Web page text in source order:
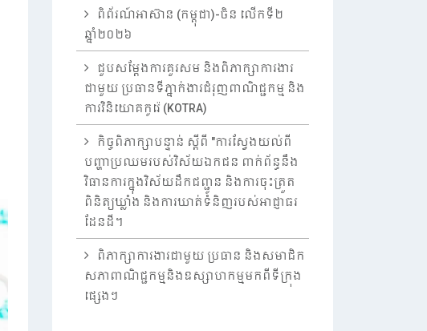
ពិព័រណ៍អាស៊ាន (កម្ពុជា)-ចិន លើកទី២
ឆ្នាំ២០២៦
ជួបសម្តែងការគួរសម និងពិភាក្សាការងារ
ជាមួយ ប្រធានទីភ្នាក់ងារជំរុញពាណិជ្ជកម្ម និង
ការវិនិយោគកូរ៉េ (KOTRA)
កិច្ចពិភាក្សាបន្ទាន់ ស្តីពី "ការស្វែងយល់ពី
បញ្ហាប្រឈមរបស់វិស័យឯកជន ពាក់ព័ន្ធនឹង
វិធានការក្នុងវិស័យដឹកជញ្ជូន និងការចុះត្រួត
ពិនិត្យឃ្លាំង និងការឃាត់ទំនិញរបស់អាជ្ញាធរ
ដែនដី។
ពិភាក្សាការងារជាមួយ ប្រធាន និងសមាជិក
សភាពាណិជ្ជកម្មនិងឧស្សាហកម្មមកពីទីក្រុង
ផ្សេងៗ